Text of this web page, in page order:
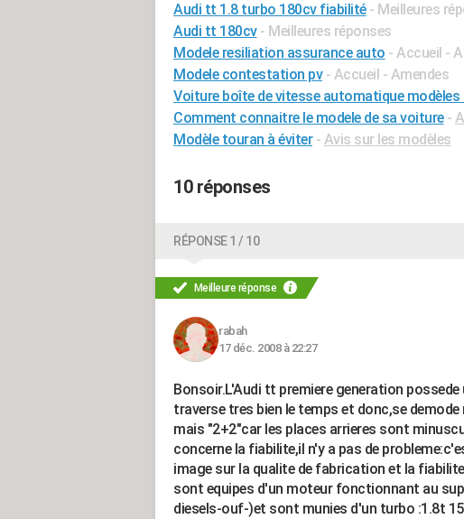
Audi tt 1.8 turbo 180cv fiabilité - Meilleures
Audi tt 180cv - Meilleures réponses
Modele resiliation assurance auto - Accueil -
Modele contestation pv - Accueil - Amendes
Voiture boîte de vitesse automatique modèles
Comment connaitre le modele de sa voiture -
Modèle touran à éviter - Avis sur les modèles
10 réponses
RÉPONSE 1 / 10
Meilleure réponse
rabah
17 déc. 2008 à 22:27
Bonsoir.L'Audi tt premiere generation
traverse tres bien le temps et donc,se
mais "2+2"car les places arrieres sont
concerne la fiabilite,il n'y a pas de
image sur la qualite de fabrication et la
sont equipes d'un moteur fonctionnant au
diesels-ouf-)et sont munies d'un turbo :1.8t